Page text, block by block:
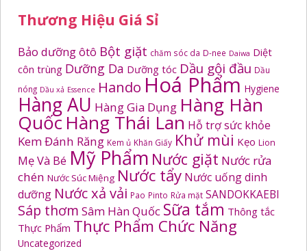
Thương Hiệu Giá Sỉ
Bảo dưỡng ôtô Bột giặt chăm sóc da D-nee Daiwa Diệt
côn trùng Dưỡng Da Dưỡng tóc Dầu gội đầu Dầu
nóng Dầu xả Essence Hando Hoá Phẩm Hygiene
Hàng AU Hàng Gia Dụng Hàng Hàn
Quốc Hàng Thái Lan Hỗ trợ sức khỏe
Kem Đánh Răng Kem ủ Khăn Giấy Khử mùi Kẹo Lion
Mẹ Và Bé Mỹ Phẩm Nước giặt Nước rửa
chén Nước Súc Miệng Nước tẩy Nước uống dinh
dưỡng Nước xả vải Pao Pinto Rửa mặt SANDOKKAEBI
Sáp thơm Sâm Hàn Quốc Sữa tắm Thông tắc
Thực Phẩm Thực Phẩm Chức Năng
Uncategorized